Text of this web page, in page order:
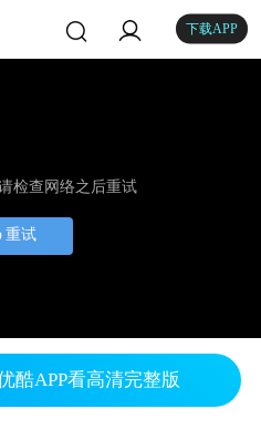
下载APP
检查网络之后重试
重试
酷APP看高清完整版